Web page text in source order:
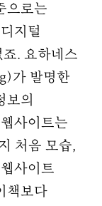
으로는
지털
. 요하네스
가 발명한
보의
사이트는
처음 모습,
사이트
책보다